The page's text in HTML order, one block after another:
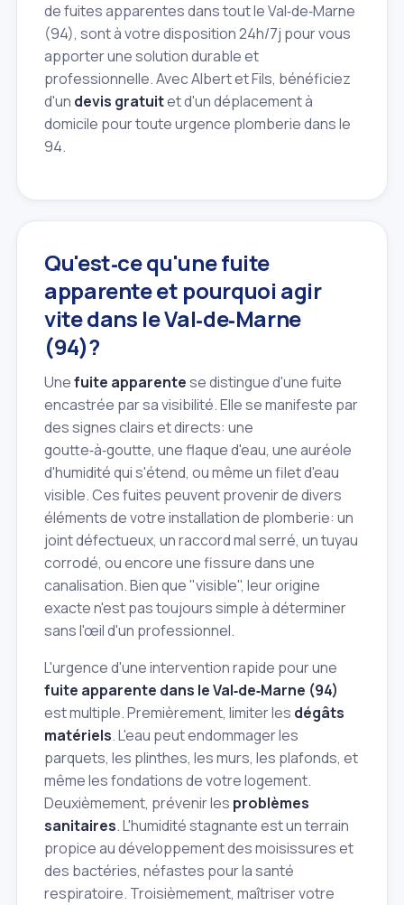
de fuites apparentes dans tout le Val‑de‑Marne
(94), sont à votre disposition 24h/7j pour vous
apporter une solution durable et
professionnelle. Avec Albert et Fils, bénéficiez
d'un devis gratuitet d'un déplacement à
domicile pour toute urgence plomberie dans le
94.
Qu'est‑ce qu'une fuite
apparente et pourquoi agir
vite dans le Val‑de‑Marne
(94)?
Unefuite apparentese distingue d'une fuite
encastrée par sa visibilité. Elle se manifeste par
des signes clairs et directs: une
goutte‑à‑goutte, une flaque d'eau, une auréole
d'humidité qui s'étend, ou même un filet d'eau
visible. Ces fuites peuvent provenir de divers
éléments de votre installation de plomberie: un
joint défectueux, un raccord mal serré, un tuyau
corrodé, ou encore une fissure dans une
canalisation. Bien que "visible", leur origine
exacte n'est pas toujours simple à déterminer
sans l'œil d'un professionnel.
L'urgence d'une intervention rapide pour une
fuite apparente dans le Val‑de‑Marne (94)
est multiple. Premièrement, limiter les dégâts
matériels. L'eau peut endommager les
parquets, les plinthes, les murs, les plafonds, et
même les fondations de votre logement.
Deuxièmement, prévenir les problèmes
sanitaires. L'humidité stagnante est un terrain
propice au développement des moisissures et
des bactéries, néfastes pour la santé
respiratoire. Troisièmement, maîtriser votre